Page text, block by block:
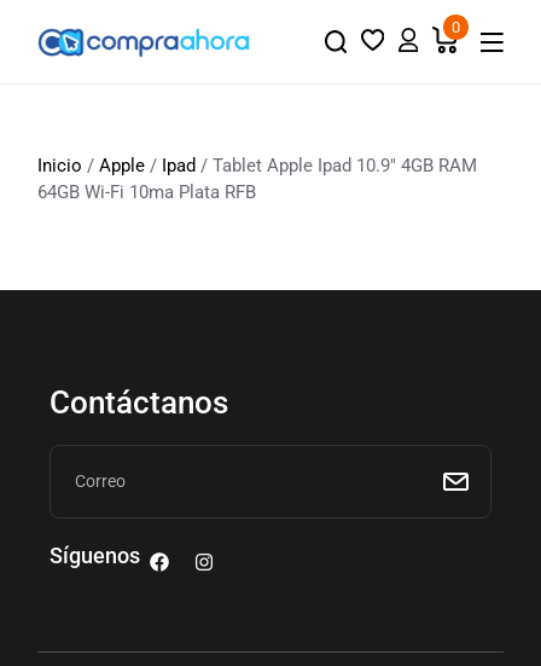
0
Inicio /Apple / Ipad / Tablet Apple Ipad 10.9″ 4GB RAM
64GB Wi-Fi 10ma Plata RFB
Contáctanos
Síguenos